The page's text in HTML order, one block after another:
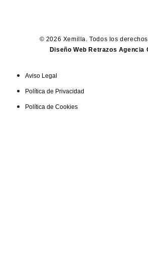
© 2026 Xemilla. Todos los
Diseño Web Retrazos Agencia
Aviso Legal
Política de Privacidad
Política de Cookies